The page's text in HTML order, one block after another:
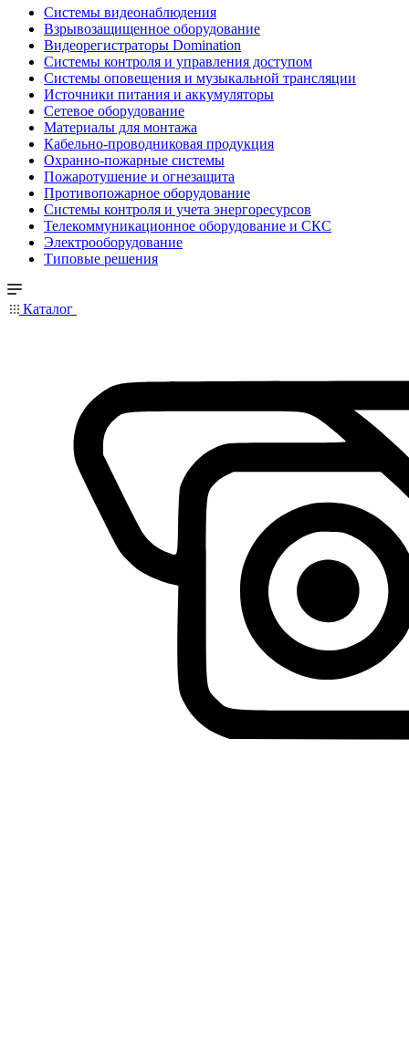
Системы видеонаблюдения
Взрывозащищенное оборудование
Видеорегистраторы Domination
Системы контроля и управления доступом
Системы оповещения и музыкальной трансляции
Источники питания и аккумуляторы
Сетевое оборудование
Материалы для монтажа
Кабельно-проводниковая продукция
Охранно-пожарные системы
Пожаротушение и огнезащита
Противопожарное оборудование
Системы контроля и учета энергоресурсов
Телекоммуникационное оборудование и СКС
Электрооборудование
Типовые решения
Каталог